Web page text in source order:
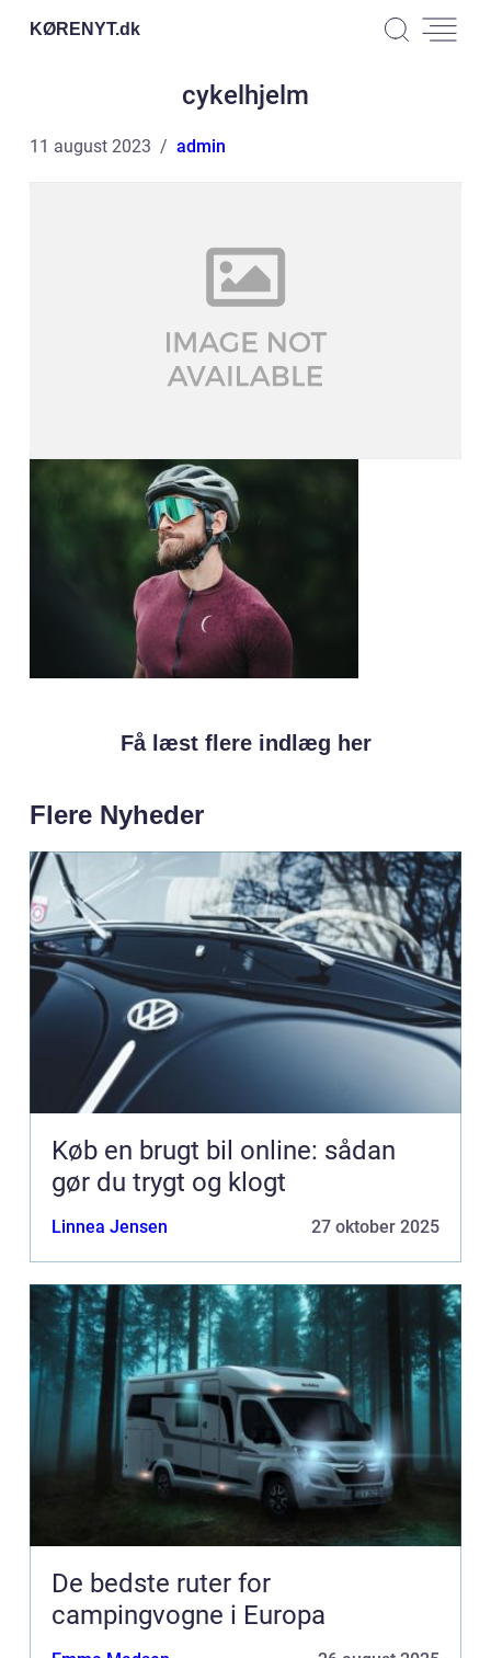
KØRENYT.dk
cykelhjelm
11 august 2023 admin
Få læst flere indlæg her
Flere Nyheder
Køb en brugt bil online: sådan
gør du trygt og klogt
Linnea Jensen 27 oktober 2025
De bedste ruter for
campingvogne i Europa